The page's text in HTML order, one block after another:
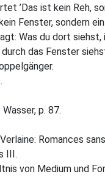
’Das ist kein Reh,
Fenster, sondern
Was du dort siehst,
das Fenster
Wasser, p. 87.
Romances
III.
von Medium und